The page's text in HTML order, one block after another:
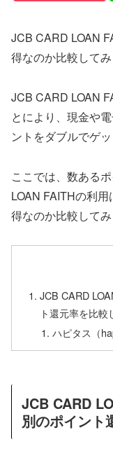
JCB CARD LOAN
得なのか比較してみ
JCB CARD LOAN
とにより、現金や
ントをダブルでゲッ
ここでは、数ある
LOAN FAITHの利
得なのか比較してみ
JCB CARD
ト還元率を比較
ハピタス（
JCB CARD
別のポイント